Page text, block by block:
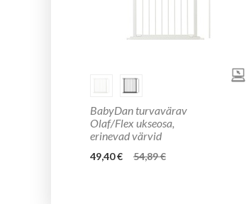
BabyDan turvavärav
Olaf/Flex ukseosa,
erinevad värvid
49,40 € 54,89 €